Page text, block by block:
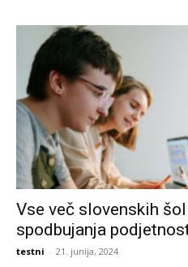
Vse več slovenskih
spodbujanja
testni - 21. junija, 2024